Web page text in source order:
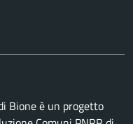
Bione è un progetto